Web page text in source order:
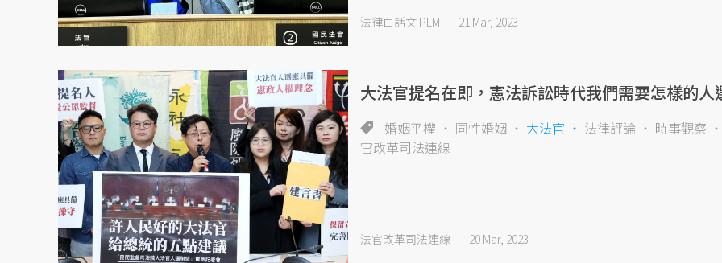
法律白話文 PLM 21 Mar, 2023
大法官提名在即，憲法訴訟時代我們需要怎樣的人
婚姻平權 同性婚姻 大法官 法律評論 時事觀察
官改革司法連線
法官改革司法連線 20 Mar, 2023